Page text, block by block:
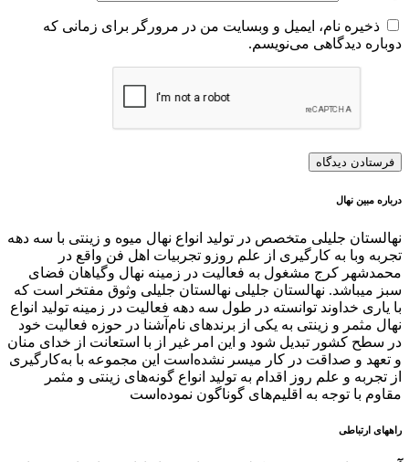
ذخیره نام، ایمیل و وبسایت من در مرورگر برای زمانی که
دوباره دیدگاهی می‌نویسم.
درباره مبین نهال
نهالستان جلیلی متخصص در تولید انواع نهال میوه و زینتی با سه دهه
تجربه وبا به کارگیری از علم روزو تجربیات اهل فن واقع در
محمدشهر کرج مشغول به فعالیت در زمینه نهال وگیاهان فضای
سبز میباشد. نهالستان جلیلی نهالستان جلیلی وثوق مفتخر است که
با یاری خداوند توانسته در طول سه دهه فعالیت در زمینه تولید انواع
نهال مثمر و زینتی به یکی از برندهای نام‌آشنا در حوزه فعالیت خود
در سطح کشور تبدیل شود و این امر غیر از با استعانت از خدای منان
و تعهد و صداقت در کار میسر نشده‌است این مجموعه با به‌کارگیری
از تجربه و علم روز اقدام به تولید انواع گونه‌های زینتی و مثمر
مقاوم با توجه به اقلیم‌های گوناگون نموده‌است
راههای ارتباطی